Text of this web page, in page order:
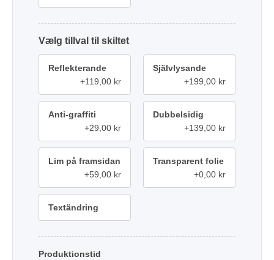
tillval
Reflekterande
+119,00 kr
Självlysande
+199,00 kr
Anti-graffiti
+29,00 kr
Dubbelsidig
+139,00 kr
Lim på framsidan
+59,00 kr
Transparent folie
+0,00 kr
Textändring
Produktionstid